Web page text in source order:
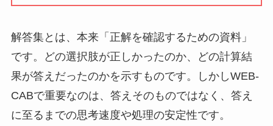
解答集とは、本来「正解を確認するための資料」
です。どの選択肢が正しかったのか、どの計算結
果が答えだったのかを示すものです。しかしWEB-
CABで重要なのは、答えそのものではなく、答え
に至るまでの思考速度や処理の安定性です。